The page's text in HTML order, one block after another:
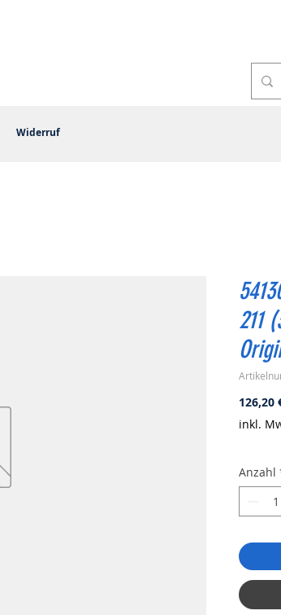
Widerruf
211
126,20
inkl.
Anzahl